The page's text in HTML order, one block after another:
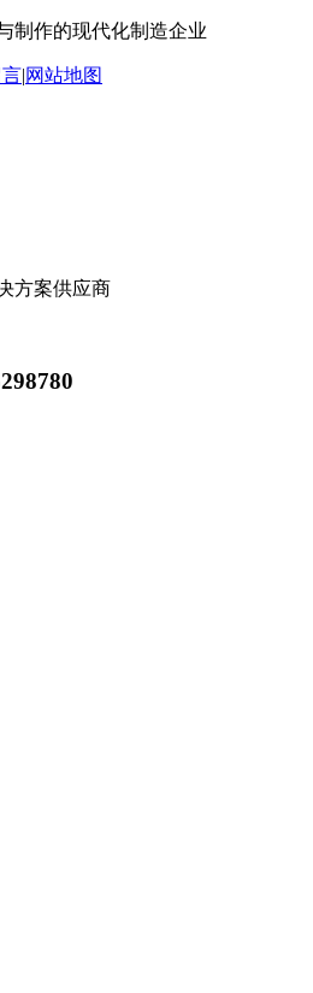
制作的现代化制造企业
|网站地图
方案供应商